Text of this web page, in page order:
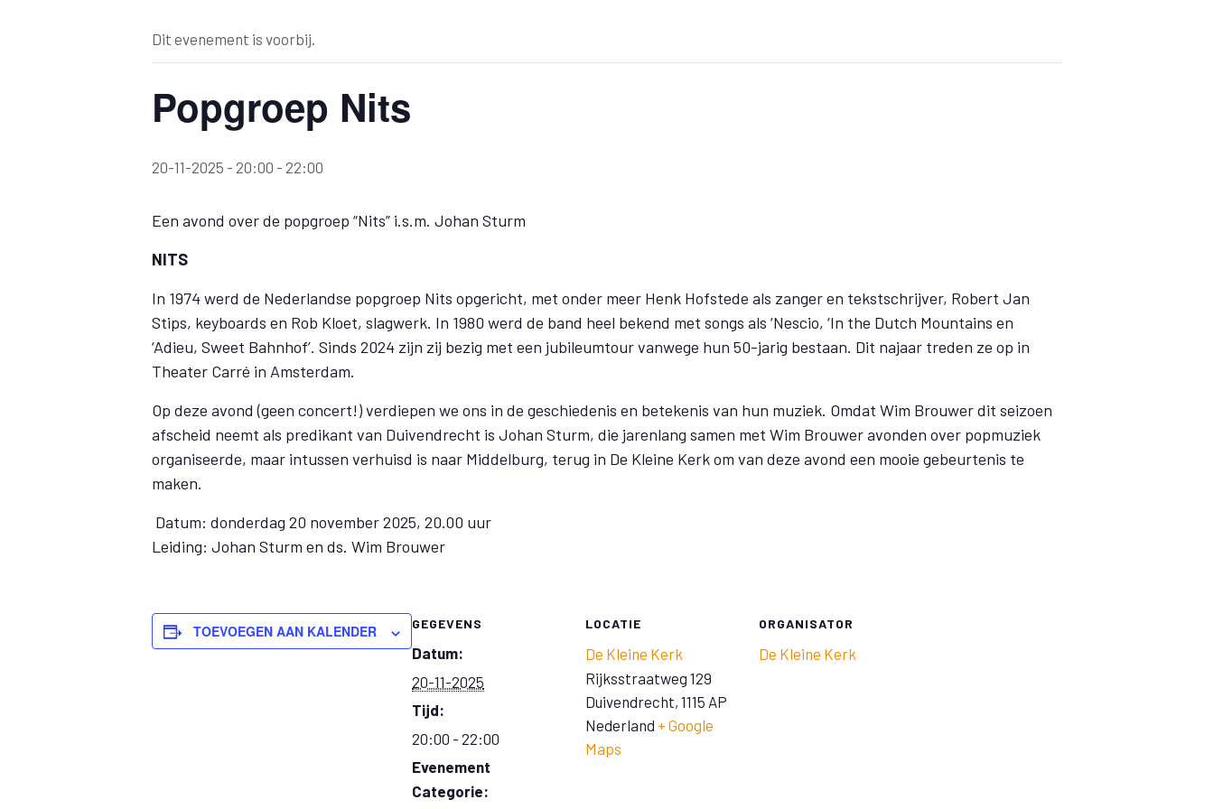
Dit evenement is voorbij.
Popgroep Nits
20-11-2025 - 20:00 - 22:00
Een avond over de popgroep “Nits” i.s.m. Johan Sturm
NITS
In 1974 werd de Nederlandse popgroep Nits opgericht, met onder meer Henk Hofstede als zanger en tekstschrijver, Robert Jan
Stips, keyboards en Rob Kloet, slagwerk. In 1980 werd de band heel bekend met songs als ‘Nescio, ‘In the Dutch Mountains en
‘Adieu, Sweet Bahnhof’. Sinds 2024 zijn zij bezig met een jubileumtour vanwege hun 50-jarig bestaan. Dit najaar treden ze op in
Theater Carré in Amsterdam.
Op deze avond (geen concert!) verdiepen we ons in de geschiedenis en betekenis van hun muziek. Omdat Wim Brouwer dit seizoen
afscheid neemt als predikant van Duivendrecht is Johan Sturm, die jarenlang samen met Wim Brouwer avonden over popmuziek
organiseerde, maar intussen verhuisd is naar Middelburg, terug in De Kleine Kerk om van deze avond een mooie gebeurtenis te
maken.
Datum: donderdag 20 november 2025, 20.00 uur
Leiding: Johan Sturm en ds. Wim Brouwer
TOEVOEGEN AAN KALENDER GEGEVENS
Datum:
20-11-2025
Tijd:
20:00 - 22:00
Evenement
Categorie:
LOCATIE
De Kleine Kerk
Rijksstraatweg 129
Duivendrecht, 1115 AP
Nederland + Google
Maps
ORGANISATOR
De Kleine Kerk